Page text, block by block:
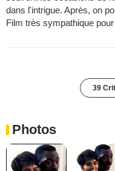
dans l'intrigue. Après, on
Film très sympathique
39
Photos